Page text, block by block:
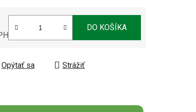
DO KOŠÍKA
Opýtať sa
Strážiť